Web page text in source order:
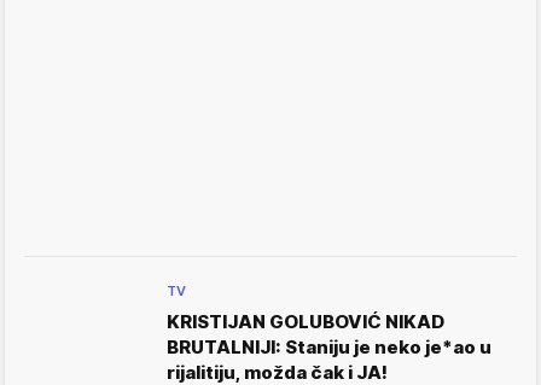
TV
KRISTIJAN GOLUBOVIĆ NIKAD
BRUTALNIJI: Staniju je neko je*ao u
rijalitiju, možda čak i JA!